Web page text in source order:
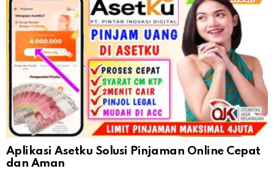
Aplikasi Asetku Solusi Pinjaman Online Cepat
dan Aman